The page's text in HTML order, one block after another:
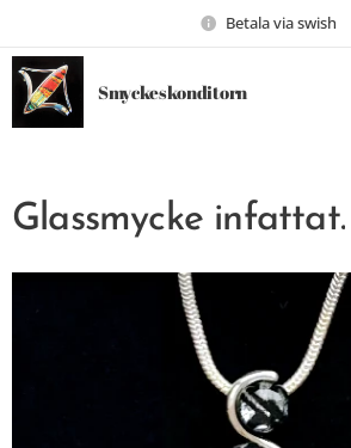
Betala via swish
Smyckeskonditorn
Glassmycke infattat.